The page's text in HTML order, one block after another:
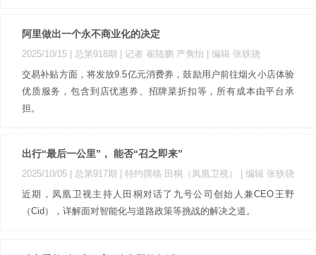
阿里做出一个永不商业化的决定
2025/10/15 | 总第918期 | 记者 崔陆鹏 严隽怡
| 编辑 张轶骁
交易补贴方面，将发放9.5亿元消费券，鼓励用户前往烟火小店体验
优质服务，包含到店优惠券、招牌菜折扣等，所有成本由平台承
担。
出行“最后一公里”， 能否“召之即来”
2025/10/05 | 总第917期 | 特约撰稿 田桐（凤凰卫视）
| 编辑 张轶骁
近期，凤凰卫视主持人田桐对话了九号公司创始人兼CEO王野
（Cid），详解面对智能化与道路政策等挑战的解决之道。